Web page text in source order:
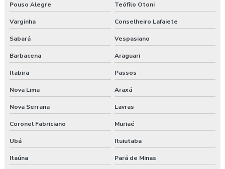
Exame demissional valor
Exame médico admissional guarapuava
Exames complementares aso
Gerenciamento de risco no trabalho
Gerenciamento de riscos segurança do trabalho
Gestão saúde e segurança do trabalho
Laudo ambiental e ergonômico do local de trabalho
Laudo de avaliação ergonômica
Pouso Alegre Teófilo Otoni
Varginha Conselheiro Lafaiete
Sabará Vespasiano
Barbacena Araguari
Itabira Passos
Nova Lima Araxá
Nova Serrana Lavras
Coronel Fabriciano Muriaé
Ubá Ituiutaba
Itaúna Pará de Minas